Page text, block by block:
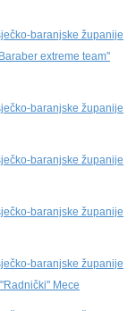
baranjske županije
extreme team"
baranjske županije
baranjske županije
baranjske županije
baranjske županije
Mece